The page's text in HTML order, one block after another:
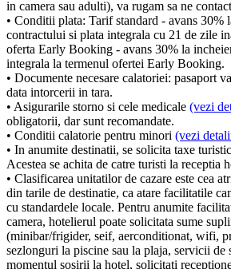
in camera sau adulti), va rugam sa ne
• Conditii plata: Tarif standard - avans 30%
contractului si plata integrala cu 21 de zile
oferta Early Booking - avans 30% la
integrala la termenul ofertei Early Booking.
• Documente necesare calatoriei: pasaport
data intorcerii in tara.
• Asigurarile storno si cele medicale (vezi
obligatorii, dar sunt recomandate.
• Conditii calatorie pentru minori (vezi
• In anumite destinatii, se solicita taxe
Acestea se achita de catre turisti la receptia
• Clasificarea unitatilor de cazare este cea
din tarile de destinatie, ca atare facilitatile
cu standardele locale. Pentru anumite
camera, hotelierul poate solicitata sume
(minibar/frigider, seif, aerconditionat, wifi,
sezlonguri la piscine sau la plaja, servicii de
momentul sosirii la hotel, solicitati